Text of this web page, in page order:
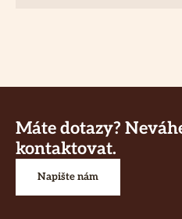
Máte dotazy?
kontaktovat.
Napište nám